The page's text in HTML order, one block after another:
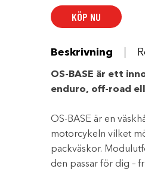
mängd
KÖP NU
Beskrivning
OS-BASE är ett
enduro, off-road
OS-BASE är en
motorcykeln vilket
packväskor.
den passar för dig –